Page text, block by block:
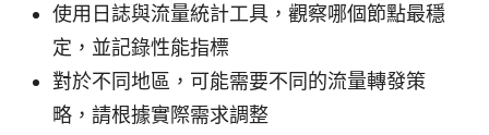
使用日誌與流量統計工具，觀察哪個節點最穩
定，並記錄性能指標
對於不同地區，可能需要不同的流量轉發策
略，請根據實際需求調整